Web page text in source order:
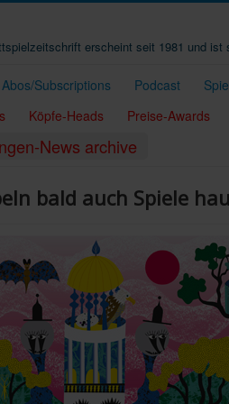
erscheint seit 1981 und
Abos/Subscriptions Podcast
Köpfe-Heads Preise-Awards
News archive
bald auch Spiele